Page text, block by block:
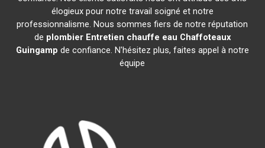
élogieux pour notre travail soigné et notre
professionnalisme. Nous sommes fiers de notre réputation
de plombier Entretien chauffe eau Chaffoteaux
Guingamp de confiance. N'hésitez plus, faites appel à notre
équipe